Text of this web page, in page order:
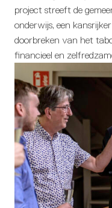
project streeft de
onderwijs, een
doorbreken van het
financieel en